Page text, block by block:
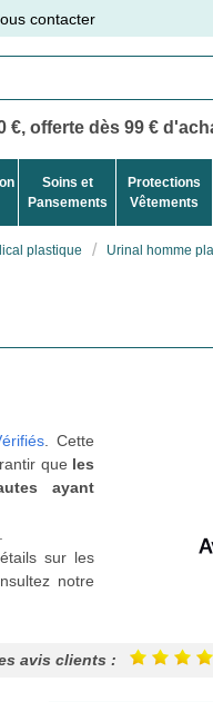
contacter
€, offerte dès 99 €
Soins et
Pansements
Protections
Vêtements
plastique Urinal homme
. Cette
que les
ayant
sur les
notre
avis clients :